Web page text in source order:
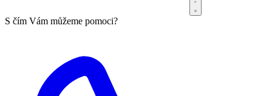
S čím Vám můžeme pomoci?